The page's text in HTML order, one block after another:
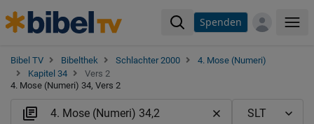
Spenden
Bibel TV Bibelthek Schlachter 2000
4. Mose (Numeri)
Kapitel 34
Vers 2
4. Mose (Numeri) 34, Vers 2